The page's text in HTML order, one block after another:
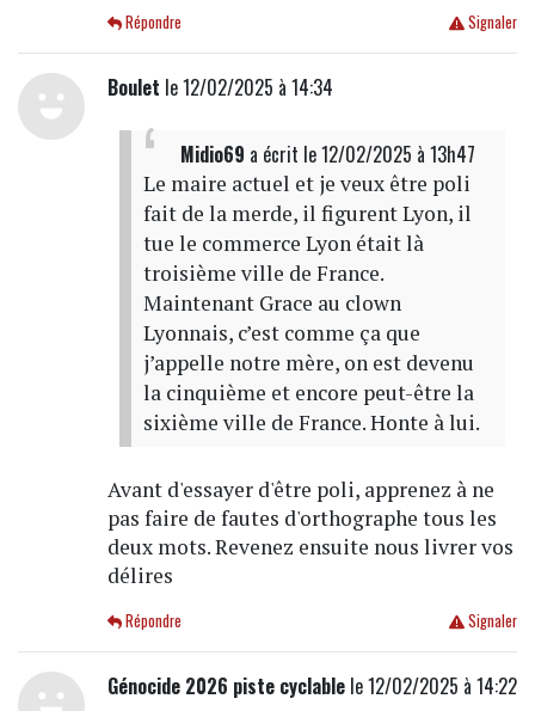
Signaler
Répondre
Boulet le 12/02/2025 à 14:34
Midio69 a écrit le 12/02/2025 à 13h47
Le maire actuel et je veux être poli
fait de la merde, il figurent Lyon, il
tue le commerce Lyon était là
troisième ville de France.
Maintenant Grace au clown
Lyonnais, c’est comme ça que
j’appelle notre mère, on est devenu
la cinquième et encore peut-être la
sixième ville de France. Honte à lui.
Avant d'essayer d'être poli, apprenez à ne
pas faire de fautes d'orthographe tous les
deux mots. Revenez ensuite nous livrer vos
délires
Signaler
Répondre
Génocide 2026 piste cyclablele 12/02/2025 à 14:22